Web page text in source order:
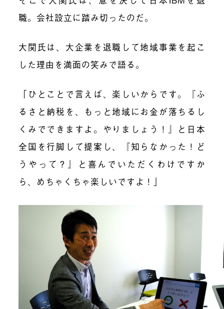
職。会社設立に踏み切ったのだ。
大関氏は、大企業を退職して地域事業を起こ
した理由を満面の笑みで語る。
「ひとことで言えば、楽しいからです。『ふ
るさと納税を、もっと地域にお金が落ちるし
くみでできますよ。やりましょう！』と日本
全国を行脚して提案し、『知らなかった！ど
うやって？』と喜んでいただくわけですか
ら、めちゃくちゃ楽しいですよ！」